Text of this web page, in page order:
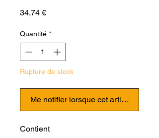
34,74 €Prix
Quantité *
Rupture de stock
Me notifier lorsque cet article est
Contient